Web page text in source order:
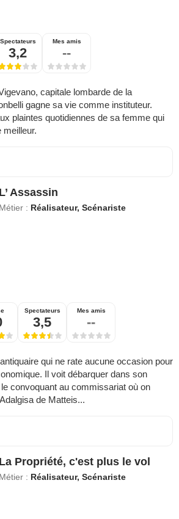
Spectateurs
3,2
Mes amis
--
capitale lombarde de la
gagne sa vie comme instituteur.
plaintes quotidiennes de sa femme qui
meilleur.
L’ Assassin
Métier : Réalisateur, Scénariste
Spectateurs
3,5
Mes amis
--
qui ne rate aucune occasion pour
Il voit débarquer dans son
convoquant au commissariat où on
de Matteis...
La Propriété, c'est plus le vol
Métier : Réalisateur, Scénariste